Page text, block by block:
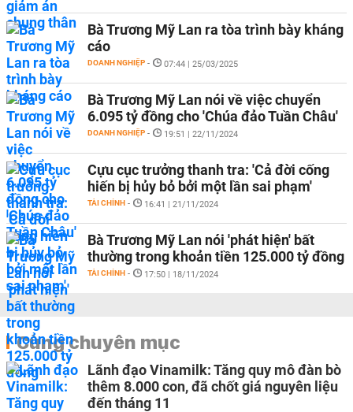
Bà Trương Mỹ Lan ra tòa trình bày kháng
cáo
DOANH NGHIỆP - 07:44 | 25/03/2025
Bà Trương Mỹ Lan nói về việc chuyển
6.095 tỷ đồng cho 'Chúa đảo Tuần Châu'
DOANH NGHIỆP - 19:51 | 22/11/2024
Cựu cục trưởng thanh tra: 'Cả đời cống
hiến bị hủy bỏ bởi một lần sai phạm'
TÀI CHÍNH - 16:41 | 21/11/2024
Bà Trương Mỹ Lan nói 'phát hiện' bất
thường trong khoản tiền 125.000 tỷ đồng
TÀI CHÍNH - 17:50 | 18/11/2024
Cùng chuyên mục
Lãnh đạo Vinamilk: Tăng quy mô đàn bò
thêm 8.000 con, đã chốt giá nguyên liệu
đến tháng 11